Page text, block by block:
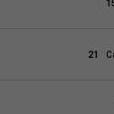
21